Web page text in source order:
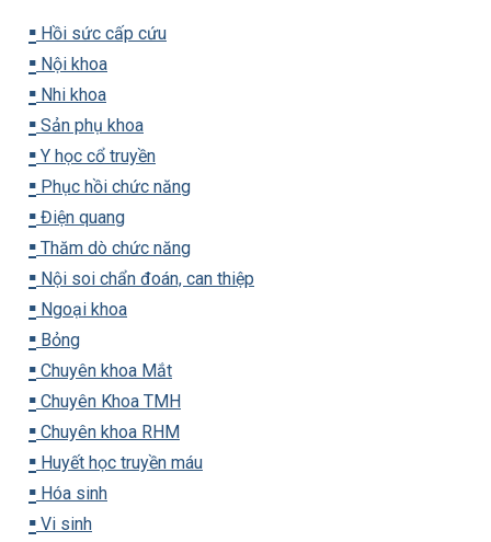
▪️ Hồi sức cấp cứu
▪️ Nội khoa
▪️ Nhi khoa
▪️ Sản phụ khoa
▪️ Y học cổ truyền
▪️ Phục hồi chức năng
▪️ Điện quang
▪️ Thăm dò chức năng
▪️ Nội soi chẩn đoán, can thiệp
▪️ Ngoại khoa
▪️ Bỏng
▪️ Chuyên khoa Mắt
▪️ Chuyên Khoa TMH
▪️ Chuyên khoa RHM
▪️ Huyết học truyền máu
▪️ Hóa sinh
▪️ Vi sinh